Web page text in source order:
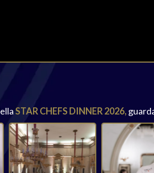
STAR CHEFS DINNER 2026,